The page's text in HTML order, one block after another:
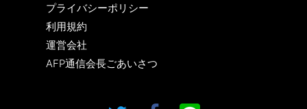
プライバシーポリシー
利用規約
運営会社
AFP通信会長ごあいさつ